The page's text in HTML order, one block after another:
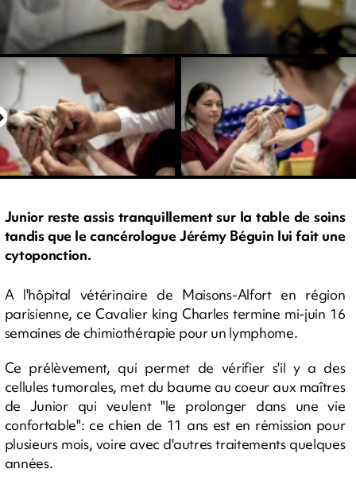
Junior reste assis tranquillement sur la table de soins
tandis que le cancérologue Jérémy Béguin lui fait une
cytoponction.
A l'hôpital vétérinaire de Maisons-Alfort en région
parisienne, ce Cavalier king Charles termine mi-juin 16
semaines de chimiothérapie pour un lymphome.
Ce prélèvement, qui permet de vérifier s'il y a des
cellules tumorales, met du baume au coeur aux maîtres
de Junior qui veulent "le prolonger dans une vie
confortable": ce chien de 11 ans est en rémission pour
plusieurs mois, voire avec d'autres traitements quelques
années.